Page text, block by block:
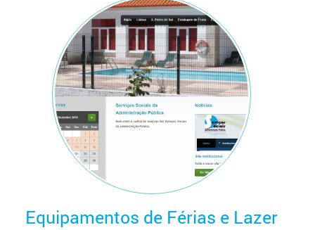
Equipamentos de Férias e Lazer